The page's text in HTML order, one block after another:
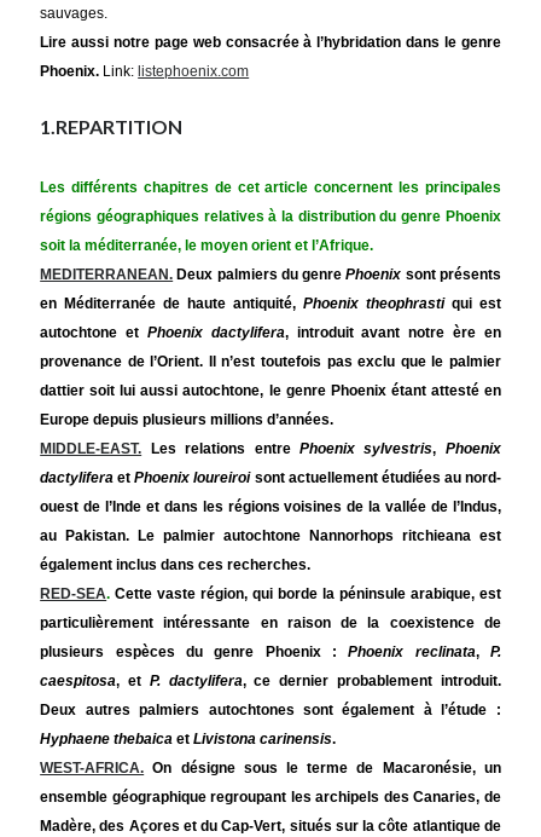
sauvages.
Lire aussi notre page web consacrée à l’hybridation dans le genre
Phoenix. Link: listephoenix.com
1.REPARTITION
Les différents chapitres de cet article concernent les principales
régions géographiques relatives à la distribution du genre Phoenix
soit laméditerranée, le moyen orient et l’Afrique.
MEDITERRANEAN. Deux palmiers du genrePhoenix sont présents
en Méditerranée de haute antiquité, Phoenix theophrastiqui est
autochtone et Phoenix dactylifera, introduit avant notre ère en
provenance de l’Orient. Il n’est toutefois pas exclu que le palmier
dattier soit lui aussi autochtone, le genre Phoenix étant attesté en
Europe depuis plusieurs millions d’années.
MIDDLE-EAST. Les relations entre Phoenix sylvestris, Phoenix
dactylifera etPhoenix loureiroisont actuellement étudiées au nord-
ouest de l’Inde et dans les régions voisines de la vallée de l’Indus,
au Pakistan. Le palmier autochtone Nannorhops ritchieana est
également inclus dans ces recherches.
RED-SEA.Cette vaste région, qui borde la péninsule arabique, est
particulièrement intéressante en raison de la coexistence de
plusieurs espèces du genre Phoenix :Phoenix reclinata, P.
caespitosa, et P. dactylifera, ce dernier probablement introduit.
Deux autres palmiers autochtones sont également à l’étude :
Hyphaene thebaica etLivistona carinensis.
WEST-AFRICA. On désigne sous le terme de Macaronésie, un
ensemble géographique regroupant les archipels des Canaries, de
Madère, des Açores et du Cap-Vert, situés sur la côte atlantique de